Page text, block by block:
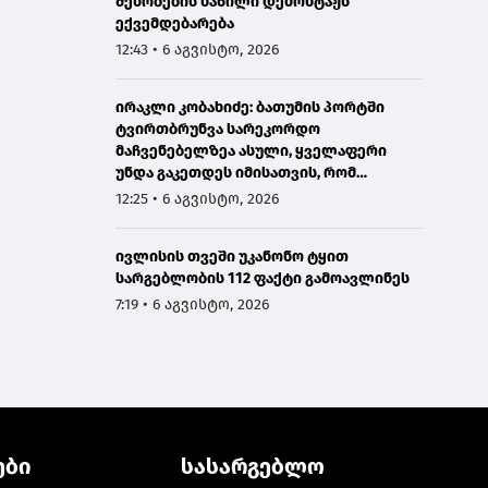
ექვემდებარება
12:43 • 6 აგვისტო, 2026
ირაკლი კობახიძე: ბათუმის პორტში
ტვირთბრუნვა სარეკორდო
მაჩვენებელზეა ასული, ყველაფერი
უნდა გაკეთდეს იმისათვის, რომ
მომავალში ჩვენი საპორტო
12:25 • 6 აგვისტო, 2026
ივლისის თვეში უკანონო ტყით
სარგებლობის 112 ფაქტი გამოავლინეს
7:19 • 6 აგვისტო, 2026
სასარგებლო